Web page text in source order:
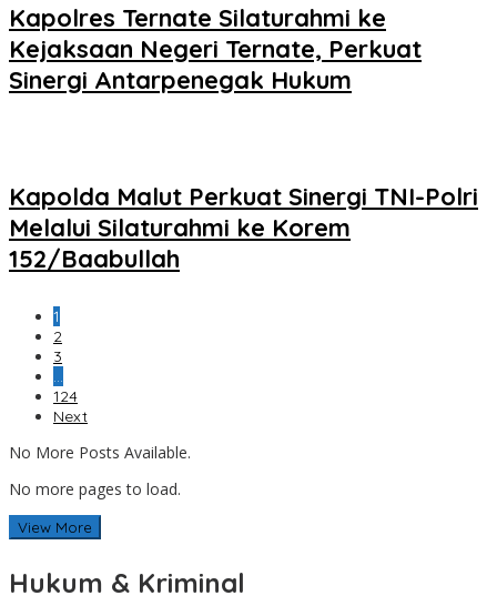
Kapolres Ternate Silaturahmi ke
Kejaksaan Negeri Ternate, Perkuat
Sinergi Antarpenegak Hukum
Kapolda Malut Perkuat Sinergi TNI-Polri
Melalui Silaturahmi ke Korem
152/Baabullah
1
2
3
…
124
Next
No More Posts Available.
No more pages to load.
View More
Hukum & Kriminal